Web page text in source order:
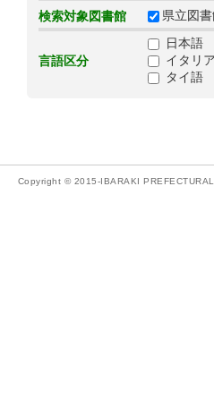
検索対象図書館 県立図
言語区分
日本語
イタリ
タイ語
Copyright © 2015-IBARAKI